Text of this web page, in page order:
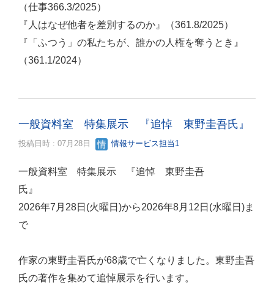
（仕事366.3/2025）
『人はなぜ他者を差別するのか』（361.8/2025）
『「ふつう」の私たちが、誰かの人権を奪うとき』
（361.1/2024）
一般資料室 特集展示 『追悼 東野圭吾氏』
投稿日時 : 07月28日 情報サービス担当1
一般資料室 特集展示 『追悼 東野圭吾
氏』
2026年7月28日(火曜日)から2026年8月12日(水曜日)ま
で
作家の東野圭吾氏が68歳で亡くなりました。東野圭吾
氏の著作を集めて追悼展示を行います。